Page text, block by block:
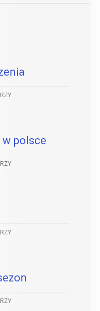
polsce